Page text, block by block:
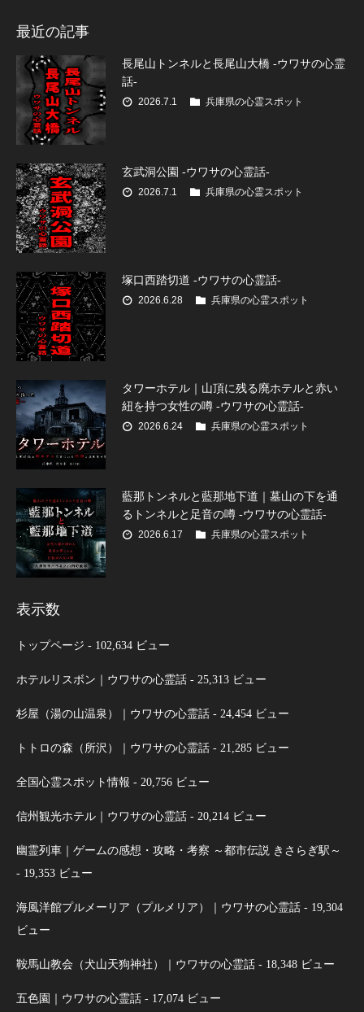
最近の記事
長尾山トンネルと長尾山大橋 -ウワサの心霊
話-
2026.7.1 兵庫県の心霊スポット
玄武洞公園 -ウワサの心霊話-
2026.7.1 兵庫県の心霊スポット
塚口西踏切道 -ウワサの心霊話-
2026.6.28 兵庫県の心霊スポット
タワーホテル｜山頂に残る廃ホテルと赤い
紐を持つ女性の噂 -ウワサの心霊話-
2026.6.24 兵庫県の心霊スポット
藍那トンネルと藍那地下道｜墓山の下を通
るトンネルと足音の噂 -ウワサの心霊話-
2026.6.17 兵庫県の心霊スポット
表示数
トップページ - 102,634 ビュー
ホテルリスボン｜ウワサの心霊話 - 25,313 ビュー
杉屋（湯の山温泉）｜ウワサの心霊話 - 24,454 ビュー
トトロの森（所沢）｜ウワサの心霊話 - 21,285 ビュー
全国心霊スポット情報 - 20,756 ビュー
信州観光ホテル｜ウワサの心霊話 - 20,214 ビュー
幽霊列車｜ゲームの感想・攻略・考察 ～都市伝説 きさらぎ駅～
- 19,353 ビュー
海風洋館プルメーリア（プルメリア）｜ウワサの心霊話 - 19,304
ビュー
鞍馬山教会（犬山天狗神社）｜ウワサの心霊話 - 18,348 ビュー
五色園｜ウワサの心霊話 - 17,074 ビュー